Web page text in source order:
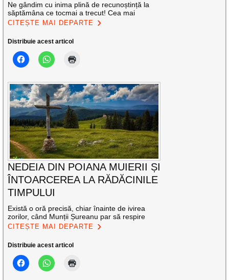
Ne gândim cu inima plină de recunoștință la
săptămâna ce tocmai a trecut! Cea mai
CITEȘTE MAI DEPARTE
Distribuie acest articol
NEDEIA DIN POIANA MUIERII ȘI
ÎNTOARCEREA LA RĂDĂCINILE
TIMPULUI
Există o oră precisă, chiar înainte de ivirea
zorilor, când Munții Șureanu par să respire
CITEȘTE MAI DEPARTE
Distribuie acest articol